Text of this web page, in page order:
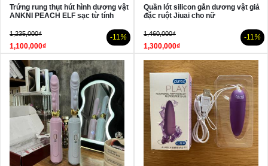
Trứng rung thụt hút hình dương vật
ANKNI PEACH ELF sạc từ tính
1,235,000₫
1,100,000₫
-11%
Quần lót silicon gắn dương vật giả
đặc ruột Jiuai cho nữ
1,460,000₫
1,300,000₫
-11%